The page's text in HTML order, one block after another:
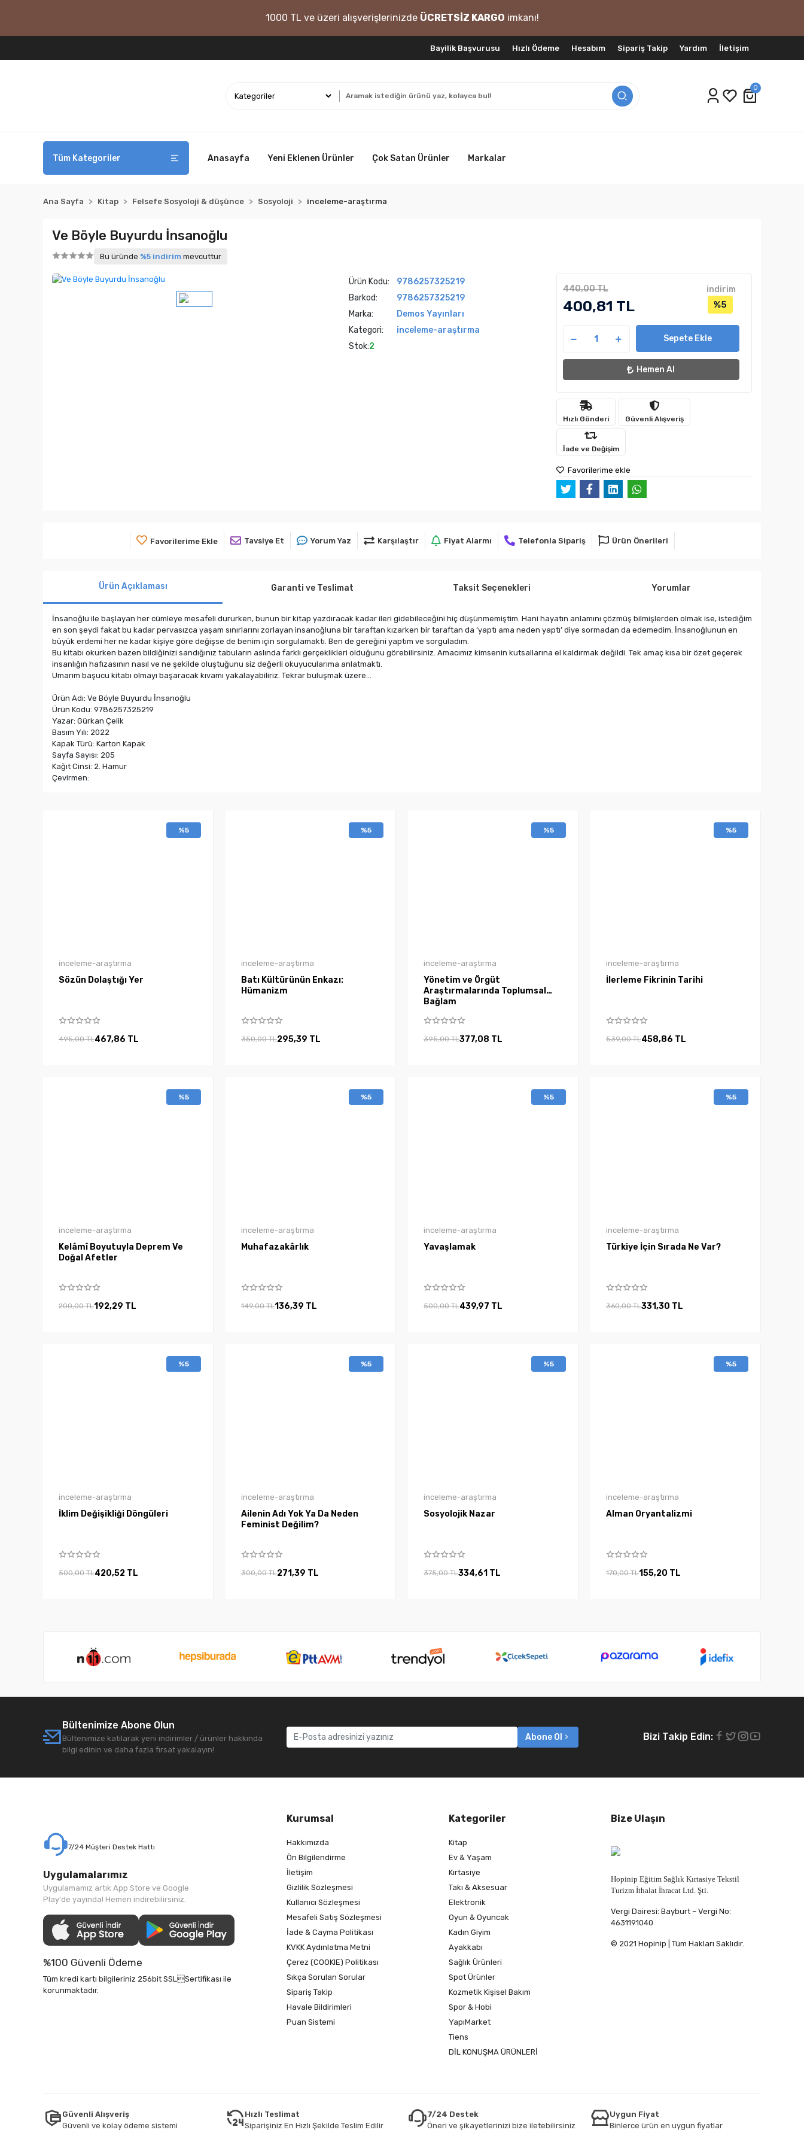
1000 TL ve üzeri alışverişlerinizde ÜCRETSİZ KARGO imkanı!
Bayilik Başvurusu Hızlı Ödeme Hesabım Sipariş Takip Yardım İletişim
0
Tüm Kategoriler Anasayfa Yeni Eklenen Ürünler Çok Satan Ürünler Markalar
Ana Sayfa Kitap Felsefe Sosyoloji & düşünce Sosyoloji inceleme-araştırma
Ve Böyle Buyurdu İnsanoğlu
Bu üründe %5 indirim mevcuttur
Ürün Kodu:
9786257325219
Barkod:
9786257325219
Marka:
Demos Yayınları
Kategori:
inceleme-araştırma
Stok:2
440,00 TL
400,81 TL
indirim
%5
Sepete Ekle
Hemen Al
Hızlı Gönderi Güvenli Alışveriş
İade ve Değişim
Favorilerime ekle
Favorilerime Ekle Tavsiye Et Yorum Yaz Karşılaştır Fiyat Alarmı Telefonla Sipariş Ürün Önerileri
Ürün Açıklaması Garanti ve Teslimat Taksit Seçenekleri Yorumlar
İnsanoğlu ile başlayan her cümleye mesafeli dururken, bunun bir kitap yazdıracak kadar ileri gidebileceğini hiç düşünmemiştim. Hani hayatın anlamını çözmüş bilmişlerden olmak ise, istediğim
en son şeydi fakat bu kadar pervasızca yaşam sınırlarını zorlayan insanoğluna bir taraftan kızarken bir taraftan da ‘yaptı ama neden yaptı’ diye sormadan da edemedim. İnsanoğlunun en
büyük erdemi her ne kadar kişiye göre değişse de benim için sorgulamaktı. Ben de gereğini yaptım ve sorguladım.
Bu kitabı okurken bazen bildiğinizi sandığınız tabuların aslında farklı gerçeklikleri olduğunu görebilirsiniz. Amacımız kimsenin kutsallarına el kaldırmak değildi. Tek amaç kısa bir özet geçerek
insanlığın hafızasının nasıl ve ne şekilde oluştuğunu siz değerli okuyucularıma anlatmaktı.
Umarım başucu kitabı olmayı başaracak kıvamı yakalayabiliriz. Tekrar buluşmak üzere...
Ürün Adı: Ve Böyle Buyurdu İnsanoğlu
Ürün Kodu: 9786257325219
Yazar: Gürkan Çelik
Basım Yılı: 2022
Kapak Türü: Karton Kapak
Sayfa Sayısı: 205
Kağıt Cinsi: 2. Hamur
Çevirmen:
%5
inceleme-araştırma
Sözün Dolaştığı Yer
495,00 TL467,86 TL
%5
inceleme-araştırma
Batı Kültürünün Enkazı:
Hümanizm
350,00 TL295,39 TL
%5
inceleme-araştırma
Yönetim ve Örgüt
Araştırmalarında Toplumsal
Bağlam
395,00 TL377,08 TL
%5
inceleme-araştırma
İlerleme Fikrinin Tarihi
539,00 TL458,86 TL
%5
inceleme-araştırma
Kelâmî Boyutuyla Deprem Ve
Doğal Afetler
200,00 TL192,29 TL
%5
inceleme-araştırma
Muhafazakârlık
149,00 TL136,39 TL
%5
inceleme-araştırma
Yavaşlamak
500,00 TL439,97 TL
%5
inceleme-araştırma
Türkiye İçin Sırada Ne Var?
360,00 TL331,30 TL
%5
inceleme-araştırma
İklim Değişikliği Döngüleri
500,00 TL420,52 TL
%5
inceleme-araştırma
Ailenin Adı Yok Ya Da Neden
Feminist Değilim?
300,00 TL271,39 TL
%5
inceleme-araştırma
Sosyolojik Nazar
375,00 TL334,61 TL
%5
inceleme-araştırma
Alman Oryantalizmi
170,00 TL155,20 TL
Bültenimize Abone Olun
Bültenimize katılarak yeni indirimler / ürünler hakkında
bilgi edinin ve daha fazla fırsat yakalayın!
Abone Ol Bizi Takip Edin:
7/24 Müşteri Destek Hattı
Uygulamalarımız
Uygulamamız artık App Store ve Google
Play'de yayında! Hemen indirebilirsiniz.
%100 Güvenli Ödeme
Tüm kredi kartı bilgileriniz 256bit SSLSertifikası ile
korunmaktadır.
Kurumsal
Hakkımızda
Ön Bilgilendirme
İletişim
Gizlilik Sözleşmesi
Kullanıcı Sözleşmesi
Mesafeli Satış Sözleşmesi
İade & Cayma Politikası
KVKK Aydınlatma Metni
Çerez (COOKIE) Politikası
Sıkça Sorulan Sorular
Sipariş Takip
Havale Bildirimleri
Puan Sistemi
Kategoriler
Kitap
Ev & Yaşam
Kırtasiye
Takı & Aksesuar
Elektronik
Oyun & Oyuncak
Kadın Giyim
Ayakkabı
Sağlık Ürünleri
Spot Ürünler
Kozmetik Kişisel Bakım
Spor & Hobi
YapıMarket
Tiens
DİL KONUŞMA ÜRÜNLERİ
Bize Ulaşın
Hopinip Eğitim Sağlık Kırtasiye Tekstil
Turizm İthalat İhracat Ltd. Şti.
Vergi Dairesi: Bayburt – Vergi No:
4631191040
© 2021 Hopinip | Tüm Hakları Saklıdır.
Güvenli Alışveriş
Güvenli ve kolay ödeme sistemi
Hızlı Teslimat
Siparişiniz En Hızlı Şekilde Teslim Edilir
7/24 Destek
Öneri ve şikayetlerinizi bize iletebilirsiniz
Uygun Fiyat
Binlerce ürün en uygun fiyatlar